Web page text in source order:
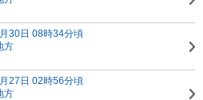
30日 08時34分頃
方
27日 02時56分頃
方